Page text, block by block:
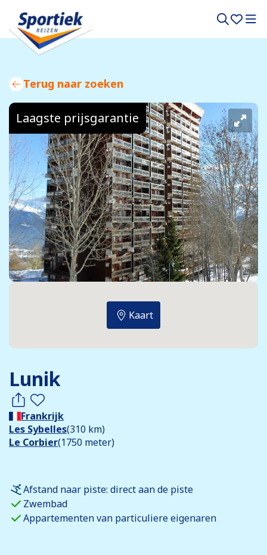
Terug naar zoeken
Lunik
Frankrijk
Les Sybelles(310 km)
Le Corbier(1750 meter)
Laagste prijsgarantie
Kaart
Afstand naar piste: direct aan de piste
Zwembad
Appartementen van particuliere eigenaren